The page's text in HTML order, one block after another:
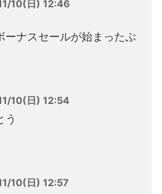
10(日) 12:46
ーナスセールが始まったぷ
10(日) 12:54
う
10(日) 12:57